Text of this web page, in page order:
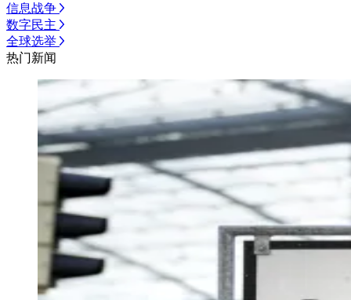
信息战争
数字民主
全球选举
热门新闻